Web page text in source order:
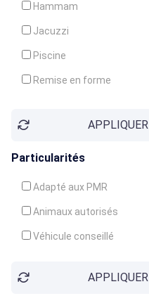
Hammam
Jacuzzi
Piscine
Remise en forme
Soins du corpsAPPLIQUER
Particularités
Adapté aux PMR
Animaux autorisés
Véhicule conseillé
APPLIQUER